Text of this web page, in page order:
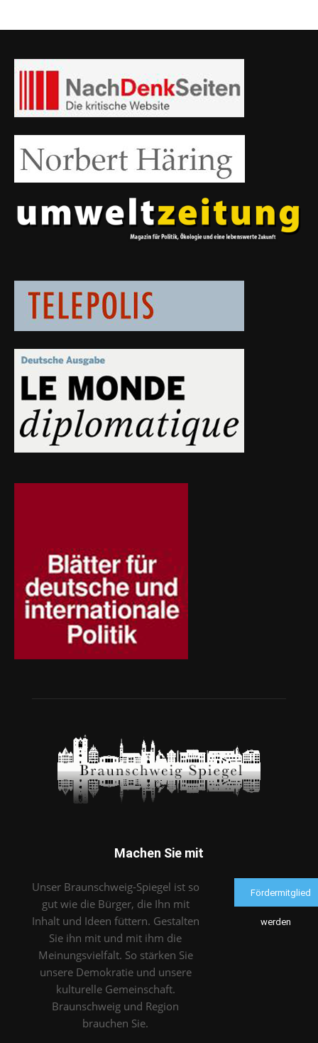
Machen Sie mit
Unser Braunschweig-Spiegel ist so
gut wie die Bürger, die Ihn mit
Inhalt und Ideen füttern. Gestalten
Sie ihn mit und mit ihm die
Meinungsvielfalt. So stärken Sie
unsere Demokratie und unsere
kulturelle Gemeinschaft.
Braunschweig und Region
brauchen Sie.
Fördermitglied
werden